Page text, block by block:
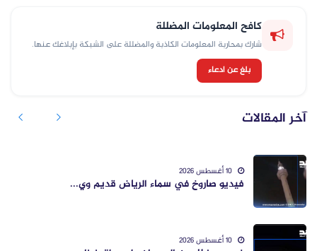
كافح المعلومات المضللة
شارك بمحاربة المعلومات الكاذبة والمضللة على الشبكة بإبلاغك عنها.
بلغ عن ادعاء
آخر المقالات
فيديو صاروخ في سماء الرياض قديم وي...